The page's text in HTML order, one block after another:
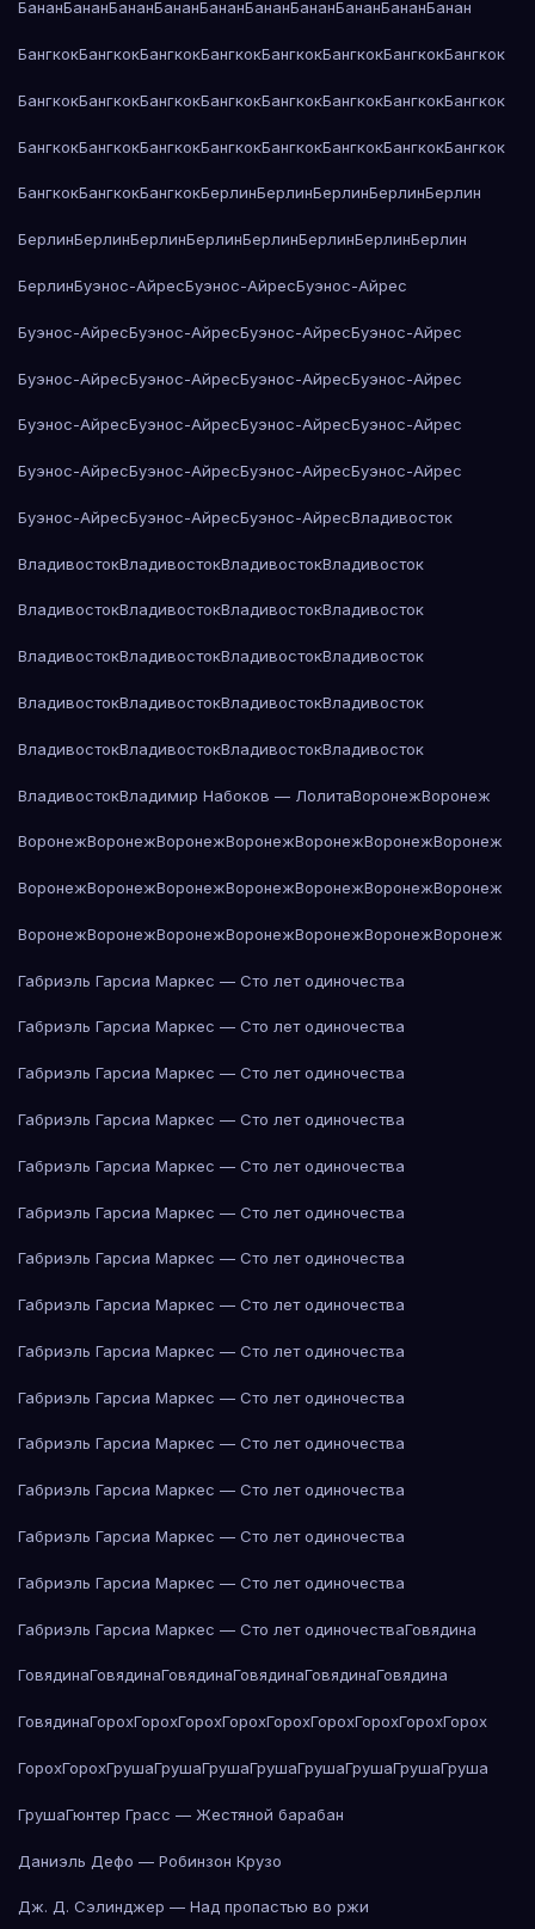
БананБананБананБананБананБананБананБананБананБанан
БангкокБангкокБангкокБангкокБангкокБангкокБангкокБангкок
БангкокБангкокБангкокБангкокБангкокБангкокБангкокБангкок
БангкокБангкокБангкокБангкокБангкокБангкокБангкокБангкок
БангкокБангкокБангкокБерлинБерлинБерлинБерлинБерлин
БерлинБерлинБерлинБерлинБерлинБерлинБерлинБерлин
БерлинБуэнос-АйресБуэнос-АйресБуэнос-Айрес
Буэнос-АйресБуэнос-АйресБуэнос-АйресБуэнос-Айрес
Буэнос-АйресБуэнос-АйресБуэнос-АйресБуэнос-Айрес
Буэнос-АйресБуэнос-АйресБуэнос-АйресБуэнос-Айрес
Буэнос-АйресБуэнос-АйресБуэнос-АйресБуэнос-Айрес
Буэнос-АйресБуэнос-АйресБуэнос-АйресВладивосток
ВладивостокВладивостокВладивостокВладивосток
ВладивостокВладивостокВладивостокВладивосток
ВладивостокВладивостокВладивостокВладивосток
ВладивостокВладивостокВладивостокВладивосток
ВладивостокВладивостокВладивостокВладивосток
ВладивостокВладимир Набоков — ЛолитаВоронежВоронеж
ВоронежВоронежВоронежВоронежВоронежВоронежВоронеж
ВоронежВоронежВоронежВоронежВоронежВоронежВоронеж
ВоронежВоронежВоронежВоронежВоронежВоронежВоронеж
Габриэль Гарсиа Маркес — Сто лет одиночества
Габриэль Гарсиа Маркес — Сто лет одиночества
Габриэль Гарсиа Маркес — Сто лет одиночества
Габриэль Гарсиа Маркес — Сто лет одиночества
Габриэль Гарсиа Маркес — Сто лет одиночества
Габриэль Гарсиа Маркес — Сто лет одиночества
Габриэль Гарсиа Маркес — Сто лет одиночества
Габриэль Гарсиа Маркес — Сто лет одиночества
Габриэль Гарсиа Маркес — Сто лет одиночества
Габриэль Гарсиа Маркес — Сто лет одиночества
Габриэль Гарсиа Маркес — Сто лет одиночества
Габриэль Гарсиа Маркес — Сто лет одиночества
Габриэль Гарсиа Маркес — Сто лет одиночества
Габриэль Гарсиа Маркес — Сто лет одиночества
Габриэль Гарсиа Маркес — Сто лет одиночестваГовядина
ГовядинаГовядинаГовядинаГовядинаГовядинаГовядина
ГовядинаГорохГорохГорохГорохГорохГорохГорохГорохГорох
ГорохГорохГрушаГрушаГрушаГрушаГрушаГрушаГрушаГруша
ГрушаГюнтер Грасс — Жестяной барабан
Даниэль Дефо — Робинзон Крузо
Дж. Д. Сэлинджер — Над пропастью во ржи